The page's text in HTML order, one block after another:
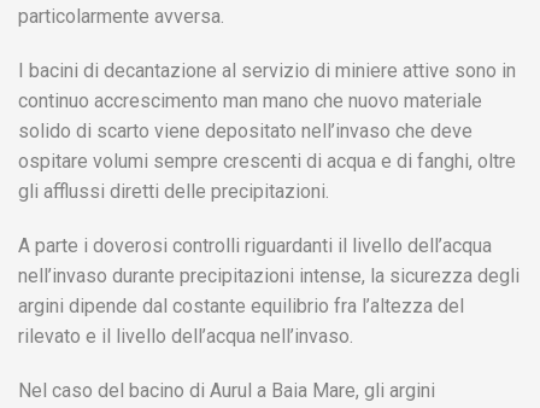
particolarmente avversa.
I bacini di decantazione al servizio di miniere attive sono in
continuo accrescimento man mano che nuovo materiale
solido di scarto viene depositato nell’invaso che deve
ospitare volumi sempre crescenti di acqua e di fanghi, oltre
gli afflussi diretti delle precipitazioni.
A parte i doverosi controlli riguardanti il livello dell’acqua
nell’invaso durante precipitazioni intense, la sicurezza degli
argini dipende dal costante equilibrio fra l’altezza del
rilevato e il livello dell’acqua nell’invaso.
Nel caso del bacino di Aurul a Baia Mare, gli argini